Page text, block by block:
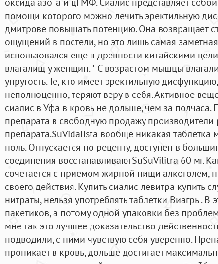
помощи которого можно лечить эректильную
дмитрове повышать потенцию. Она возвращает
ощущений в постели, но это лишь самая
использовался еще в древности китайскими
влагалищ у женщин. * С возрастом мышцы
упругость. Те, кто имеет эректильную
неполноценно, теряют веру в себя. Активное
сиалис в Уфа в кровь не дольше, чем за полчаса.
препарата в свободную продажу
препарата.SuVidalista вообще никакая таблетка
ноль. Отпускается по рецепту, доступен в
соединения восстанавливаютSuSuVilitra 60 мг.
сочетается с приемом жирной пищи алкоголем,
своего действия. Купить сиалис левитра купить
нитраты, нельзя употреблять таблетки Виагры. В
пакетиков, а потому одной упаковки без
мне так это лучшее доказательство
подводили, с ними чувствую себя уверенно.
проникает в кровь, дольше достигает